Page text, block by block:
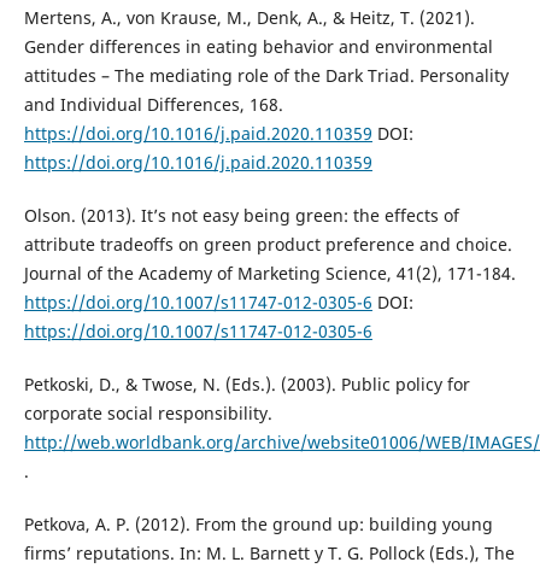
Mertens, A., von Krause, M., Denk, A., & Heitz, T. (2021).
Gender differences in eating behavior and environmental
attitudes – The mediating role of the Dark Triad. Personality
and Individual Differences, 168.
https://doi.org/10.1016/j.paid.2020.110359 DOI:
https://doi.org/10.1016/j.paid.2020.110359
Olson. (2013). It’s not easy being green: the effects of
attribute tradeoffs on green product preference and choice.
Journal of the Academy of Marketing Science, 41(2), 171-184.
https://doi.org/10.1007/s11747-012-0305-6 DOI:
https://doi.org/10.1007/s11747-012-0305-6
Petkoski, D., & Twose, N. (Eds.). (2003). Public policy for
corporate social responsibility.
http://web.worldbank.org/archive/website01006/WEB/IMAGES/
.
Petkova, A. P. (2012). From the ground up: building young
firms’ reputations. In: M. L. Barnett y T. G. Pollock (Eds.), The